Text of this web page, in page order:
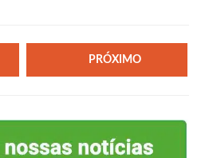
PRÓXIMO